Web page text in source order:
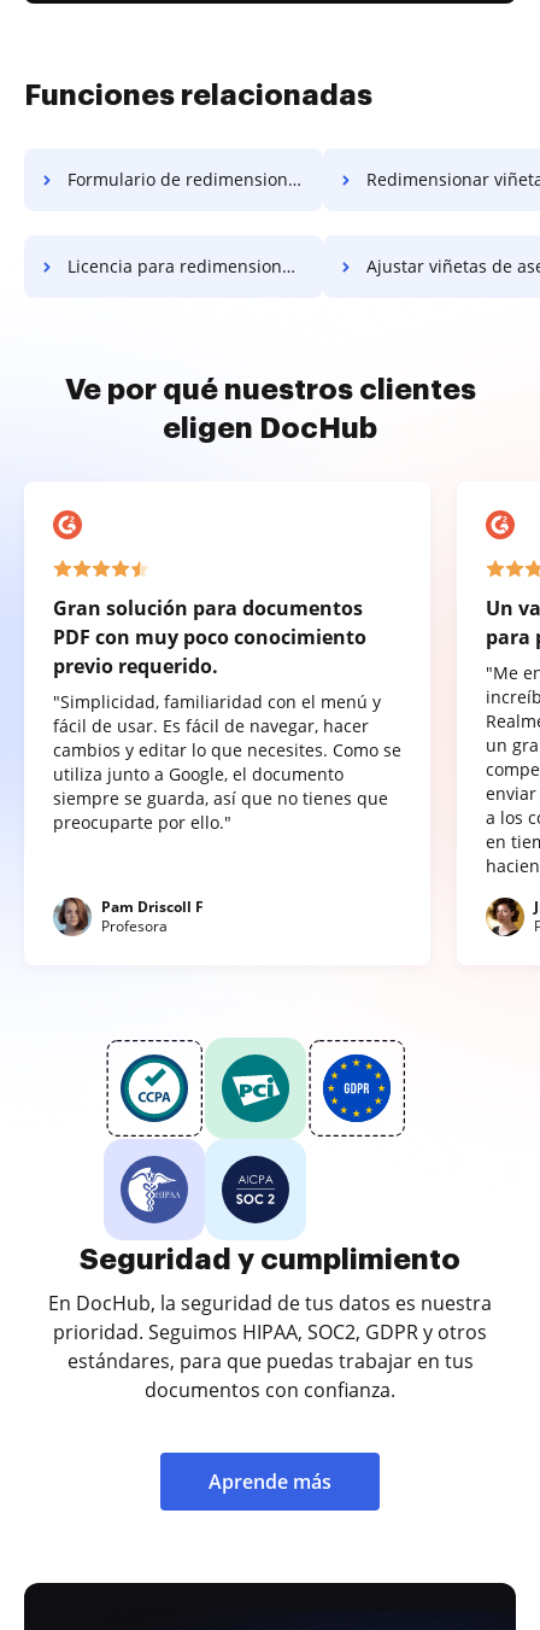
Funciones relacionadas
Formulario de redimensionar viñetas Redimensionar viñetas
Licencia para redimensionar viñetas Ajustar viñetas de
Ve por qué nuestros clientes
eligen DocHub
Gran solución para documentos
PDF con muy poco conocimiento
previo requerido.
"Simplicidad, familiaridad con el menú y
fácil de usar. Es fácil de navegar, hacer
cambios y editar lo que necesites. Como se
utiliza junto a Google, el documento
siempre se guarda, así que no tienes que
preocuparte por ello."
Pam Driscoll F
Profesora
Un
para
"Me
un
a los
en
Seguridad y cumplimiento
En DocHub, la seguridad de tus datos es nuestra
prioridad. Seguimos HIPAA, SOC2, GDPR y otros
estándares, para que puedas trabajar en tus
documentos con confianza.
Aprende más